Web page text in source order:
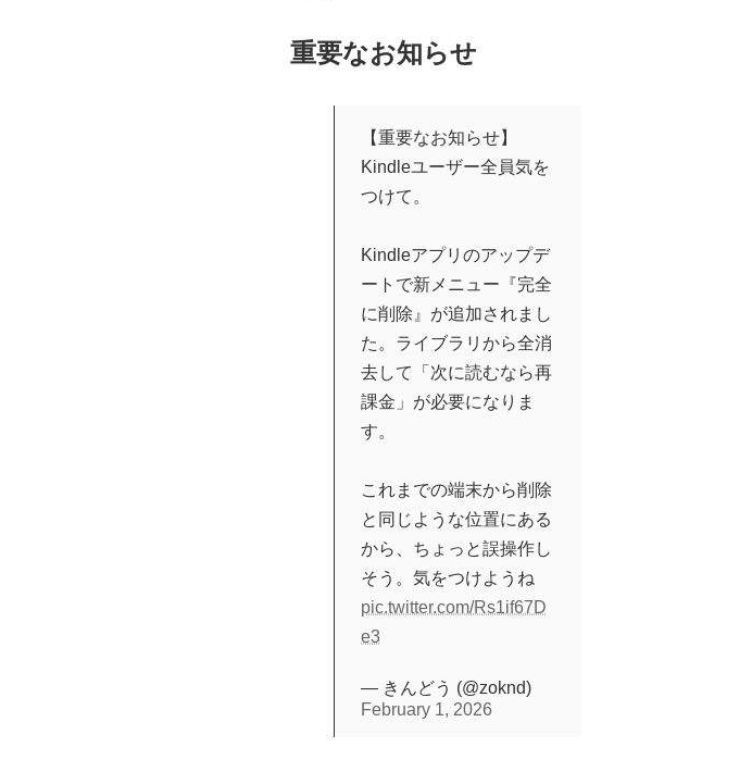
重要なお知らせ
【重要なお知らせ】
Kindleユーザー全員気を
つけて。
Kindleアプリのアップデ
ートで新メニュー『完全
に削除』が追加されまし
た。ライブラリから全消
去して「次に読むなら再
課金」が必要になりま
す。
これまでの端末から削除
と同じような位置にある
から、ちょっと誤操作し
そう。気をつけようね
pic.twitter.com/Rs1if67D
e3
— きんどう (@zoknd)
February 1, 2026